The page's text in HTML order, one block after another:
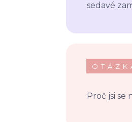
sedavé
Proč jsi